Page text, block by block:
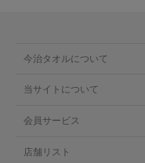
今治タオルについて
当サイトについて
会員サービス
店舗リスト